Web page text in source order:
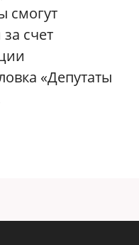
смогут
счет
«Депутаты